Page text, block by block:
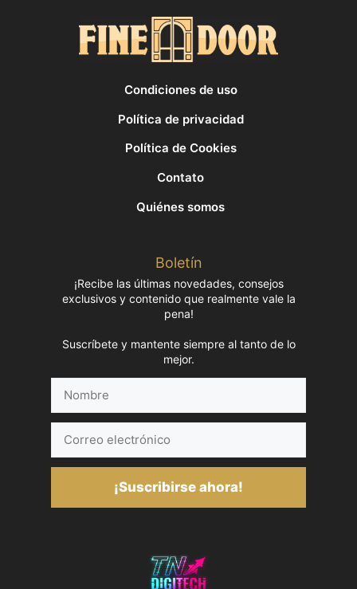
Condiciones de uso
Política de privacidad
Política de Cookies
Contato
Quiénes somos
Boletín
¡Recibe las últimas novedades, consejos
exclusivos y contenido que realmente vale la
pena!
Suscríbete y mantente siempre al tanto de lo
mejor.
electrónico
¡Suscribirse ahora!